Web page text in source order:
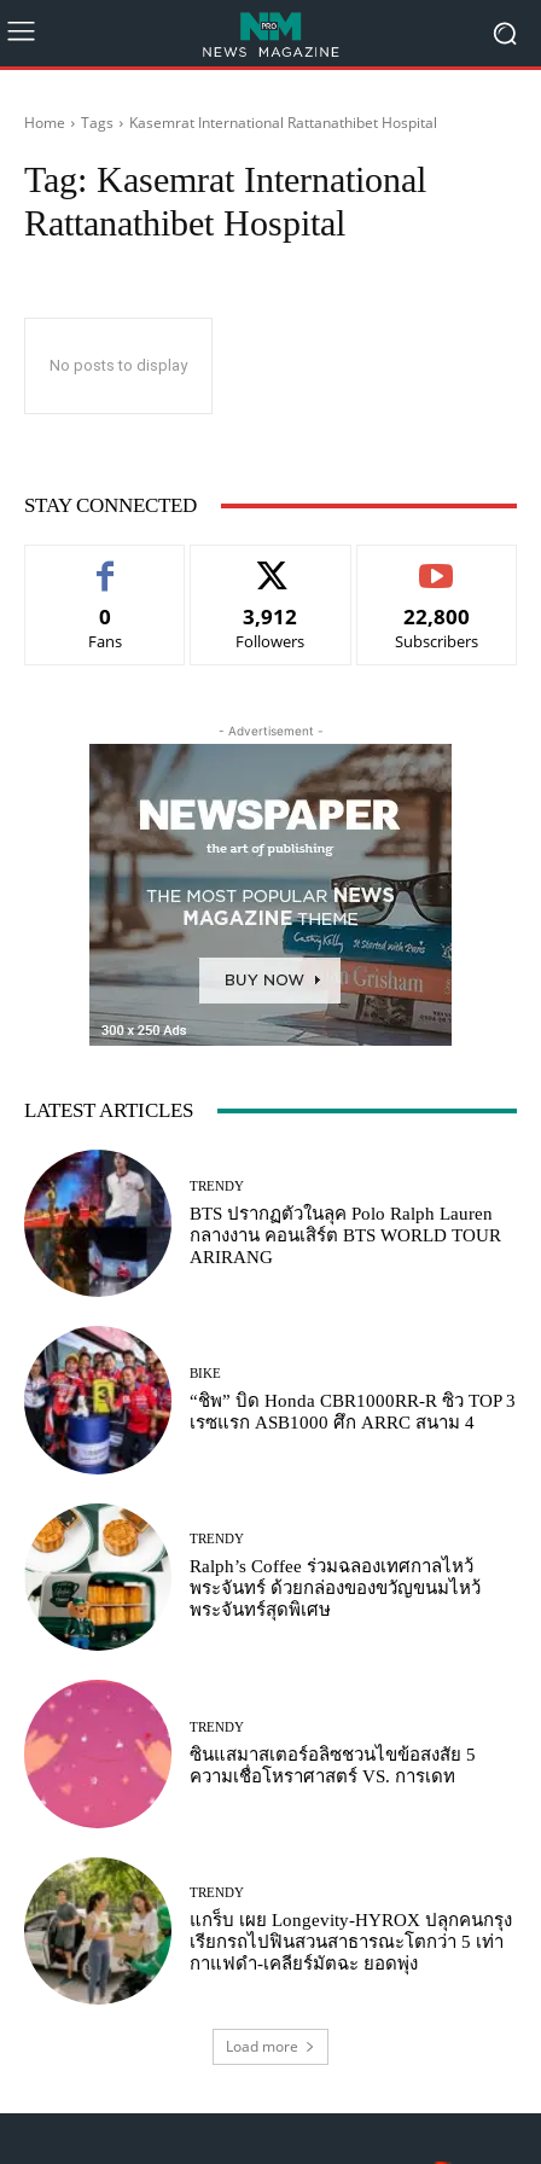
Home Tags Kasemrat International Rattanathibet Hospital
Tag: Kasemrat International
Rattanathibet Hospital
No posts to display
STAY CONNECTED
0
Fans
3,912
Followers
22,800
Subscribers
- Advertisement -
LATEST ARTICLES
TRENDY
BTS ปรากฏตัวในลุค Polo Ralph Lauren
กลางงาน คอนเสิร์ต BTS WORLD TOUR
ARIRANG
BIKE
“ชิพ” บิด Honda CBR1000RR-R ซิว TOP 3
เรซแรก ASB1000 ศึก ARRC สนาม 4
TRENDY
Ralph’s Coffee ร่วมฉลองเทศกาลไหว้
พระจันทร์ ด้วยกล่องของขวัญขนมไหว้
พระจันทร์สุดพิเศษ
TRENDY
ซินแสมาสเตอร์อลิซชวนไขข้อสงสัย 5
ความเชื่อโหราศาสตร์ VS. การเดท
TRENDY
แกร็บ เผย Longevity-HYROX ปลุกคนกรุง
เรียกรถไปฟินสวนสาธารณะโตกว่า 5 เท่า
กาแฟดำ-เคลียร์มัตฉะ ยอดพุ่ง
Load more